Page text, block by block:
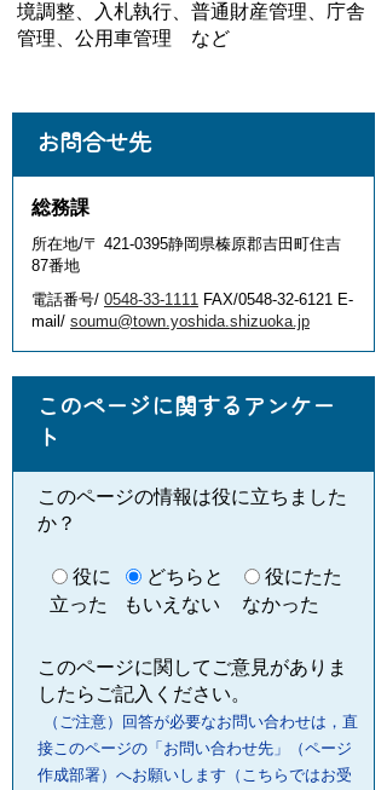
境調整、入札執行、普通財産管理、庁舎
管理、公用車管理 など
お問合せ先
総務課
所在地/〒 421-0395静岡県榛原郡吉田町住吉
87番地
電話番号/ 0548-33-1111 FAX/0548-32-6121 E-
mail/ soumu@town.yoshida.shizuoka.jp
このページに関するアンケー
ト
このページの情報は役に立ちました
か？
役に
立った
どちらと
もいえない
役にたた
なかった
このページに関してご意見がありま
したらご記入ください。
（ご注意）回答が必要なお問い合わせは，直
接このページの「お問い合わせ先」（ページ
作成部署）へお願いします（こちらではお受